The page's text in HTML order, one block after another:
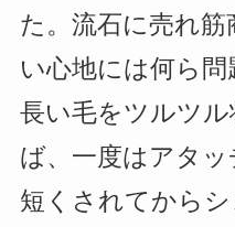
た。流石に売れ
い心地には何ら問
長い毛をツルツ
ば、一度はアタッ
短くされてから